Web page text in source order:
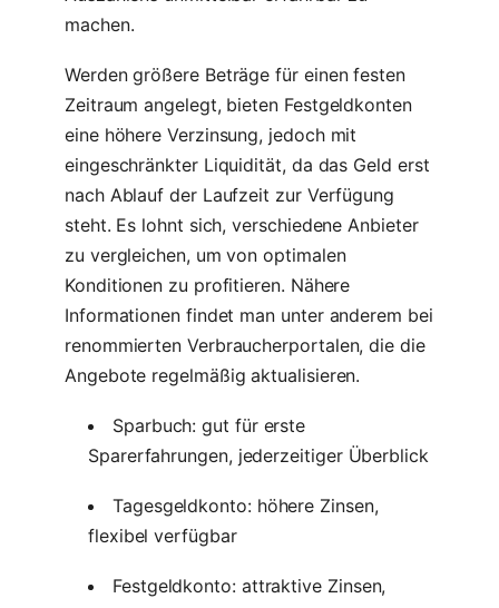
machen.
Werden größere Beträge für einen festen
Zeitraum angelegt, bieten Festgeldkonten
eine höhere Verzinsung, jedoch mit
eingeschränkter Liquidität, da das Geld erst
nach Ablauf der Laufzeit zur Verfügung
steht. Es lohnt sich, verschiedene Anbieter
zu vergleichen, um von optimalen
Konditionen zu profitieren. Nähere
Informationen findet man unter anderem bei
renommierten Verbraucherportalen, die die
Angebote regelmäßig aktualisieren.
Sparbuch: gut für erste
Sparerfahrungen, jederzeitiger Überblick
Tagesgeldkonto: höhere Zinsen,
flexibel verfügbar
Festgeldkonto: attraktive Zinsen,